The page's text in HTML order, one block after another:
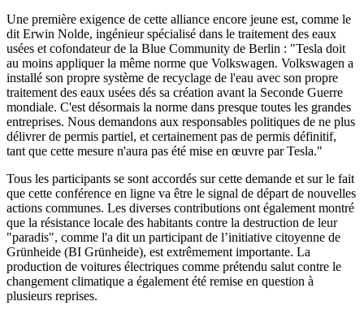
Une première exigence de cette alliance encore jeune est, comme le
dit Erwin Nolde, ingénieur spécialisé dans le traitement des eaux
usées et cofondateur de la Blue Community de Berlin : "Tesla doit
au moins appliquer la même norme que Volkswagen. Volkswagen a
installé son propre système de recyclage de l'eau avec son propre
traitement des eaux usées dés sa création avant la Seconde Guerre
mondiale. C'est désormais la norme dans presque toutes les grandes
entreprises. Nous demandons aux responsables politiques de ne plus
délivrer de permis partiel, et certainement pas de permis définitif,
tant que cette mesure n'aura pas été mise en œuvre par Tesla."
Tous les participants se sont accordés sur cette demande et sur le fait
que cette conférence en ligne va être le signal de départ de nouvelles
actions communes. Les diverses contributions ont également montré
que la résistance locale des habitants contre la destruction de leur
"paradis", comme l'a dit un participant de l’initiative citoyenne de
Grünheide (BI Grünheide), est extrêmement importante. La
production de voitures électriques comme prétendu salut contre le
changement climatique a également été remise en question à
plusieurs reprises.